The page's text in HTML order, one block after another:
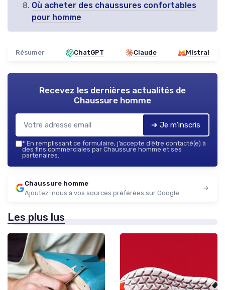
Où acheter des chaussures confortables
pour homme
Résumer ChatGPT Claude Mistral
Recevez les dernières actualités de
Chaussure homme
➔ Je m'inscris
* En remplissant ce formulaire, j’accepte d’être contacté(e) à
des fins commerciales par Chaussure homme et ses
partenaires.
Chaussure homme
Ajoutez-nous à vos sources préférées sur Google
Les plus lus